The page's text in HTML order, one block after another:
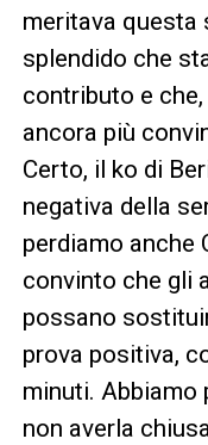
meritava questa
splendido che
contributo e
ancora più
Certo, il ko di
negativa della
perdiamo anche
convinto che gli
possano
prova positiva,
minuti. Abbiamo
non averla